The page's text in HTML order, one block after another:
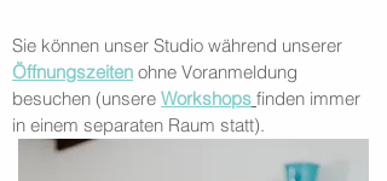
Sie können unser Studio während unserer
Öffnungszeiten ohne Voranmeldung
besuchen (unsere Workshops finden immer
in einem separaten Raum statt).